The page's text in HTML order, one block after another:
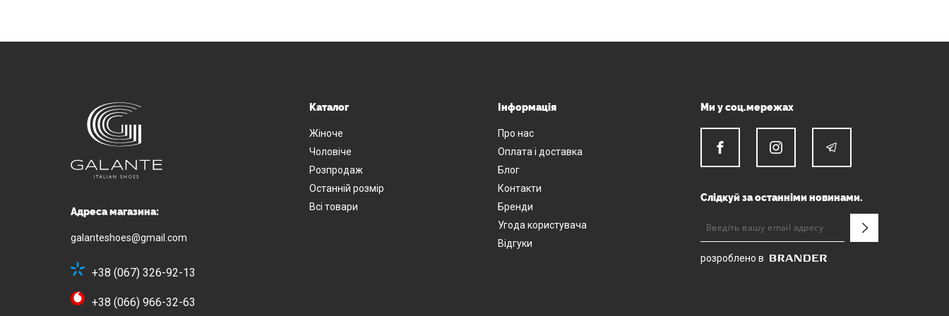
Адреса магазина:
galanteshoes@gmail.com
+38 (067) 326-92-13
+38 (066) 966-32-63
Каталог
Жіноче
Чоловіче
Розпродаж
Останній розмір
Всі товари
Інформація
Про нас
Оплата і доставка
Блог
Контакти
Бренди
Угода користувача
Відгуки
Ми у соц.мережах
Слідкуй за останніми новинами.
розроблено в